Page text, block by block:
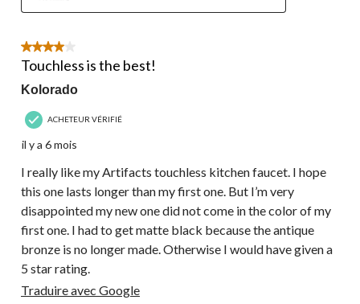
4 étoile(s) sur 5.
Touchless is the best!
Kolorado
ACHETEUR VÉRIFIÉ
il y a 6 mois
I really like my Artifacts touchless kitchen faucet. I hope
this one lasts longer than my first one. But I’m very
disappointed my new one did not come in the color of my
first one. I had to get matte black because the antique
bronze is no longer made. Otherwise I would have given a
5 star rating.
Traduire avec Google